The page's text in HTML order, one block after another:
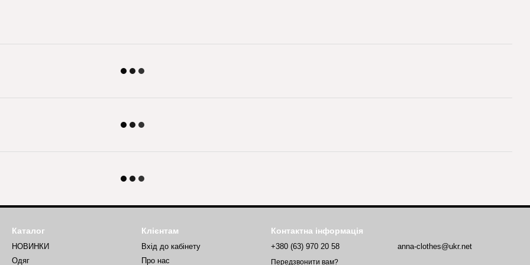
Каталог
НОВИНКИ
Одяг
Клієнтам
Вхід до кабінету
Про нас
Контактна інформація
+380 (63) 970 20 58
Передзвонити вам?
anna-clothes@ukr.net